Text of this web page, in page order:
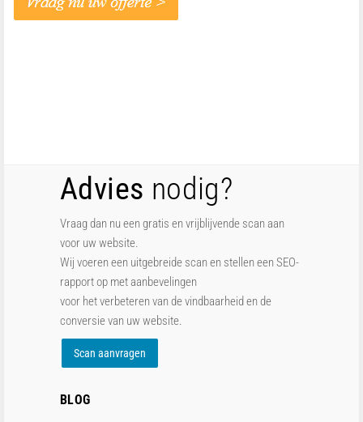
Advies nodig?
Vraag dan nu een gratis en vrijblijvende scan aan
voor uw website.
Wij voeren een uitgebreide scan en stellen een SEO-
rapport op met aanbevelingen
voor het verbeteren van de vindbaarheid en de
conversie van uw website.
Scan aanvragen
BLOG